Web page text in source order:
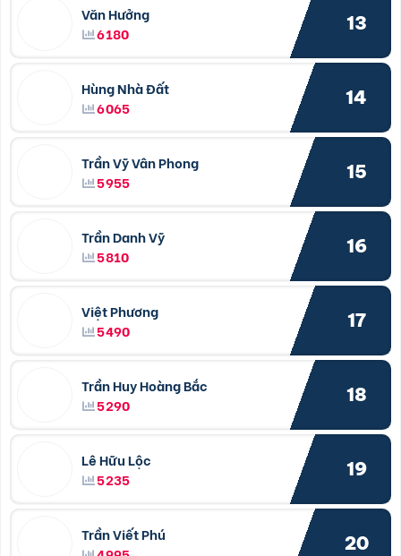
Văn Hưởng
6180
13
Hùng Nhà Đất
6065
14
Trần Vỹ Vân Phong
5955
15
Trần Danh Vỹ
5810
16
Việt Phương
5490
17
Trần Huy Hoàng Bắc
5290
18
Lê Hữu Lộc
5235
19
Trần Viết Phú
20